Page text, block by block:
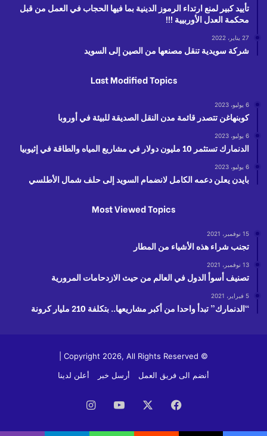
تأييد كبير لمنع ارتداء الرموز الدينية بما فيها الحجاب في العمل من قبل
محكمة العدل الأوربيية !!!
27 يناير، 2022
شركة سويدية تنقل مصنعها من الصين إلى السويد
Last Modified Topics
6 يوليو، 2023
كوبنهاغن تتصدر قائمة مدن النقل الصديقة للبيئة في أوروبا
6 يوليو، 2023
الدنمارك تستثمر 10 مليون دولار في مشاريع المياه والطاقة في إثيوبيا
6 يوليو، 2023
بايدن يعلن دعمه الكامل لانضمام السويد إلى حلف شمال الأطلسي
Most Viewed Topics
15 نوفمبر، 2021
تجنب شراء هذه الأشياء من المطار
13 نوفمبر، 2021
تصنيف أسوأ الدول في العالم من حيث الازدحامات المرورية
5 فبراير، 2021
“الدنمارك” تبدأ واحدا من أكبر مشاريعها.. بتكلفة 210 مليار كرونة
© Copyright 2026, All Rights Reserved |
أنضم الى فريق العمل
أرسل خبر أعلن لدينا
فيسبوك ‫YouTube